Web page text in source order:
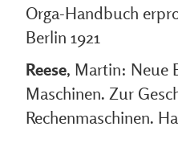
Orga-Handbuch
Berlin 1921
Reese, Martin: Neue
Maschinen. Zur
Rechenmaschinen.